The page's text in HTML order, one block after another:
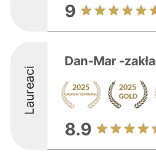
9
Laureaci
Dan-Mar -
8.9